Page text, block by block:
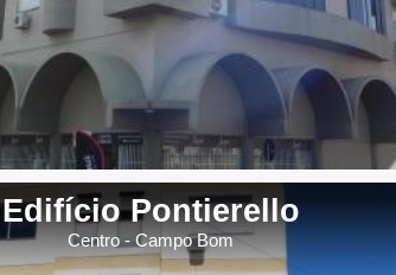
Edifício Pontierello
Centro - Campo Bom